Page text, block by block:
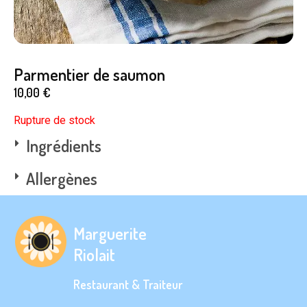
Parmentier de saumon
10,00 €
Rupture de stock
Ingrédients
Allergènes
Marguerite
Riolait
Restaurant & Traiteur